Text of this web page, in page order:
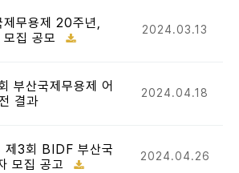
무용제 20주년,
집 공모
2024.03.13
산국제무용제 어
결과
2024.04.18
3회 BIDF 부산국
모집 공고
2024.04.26